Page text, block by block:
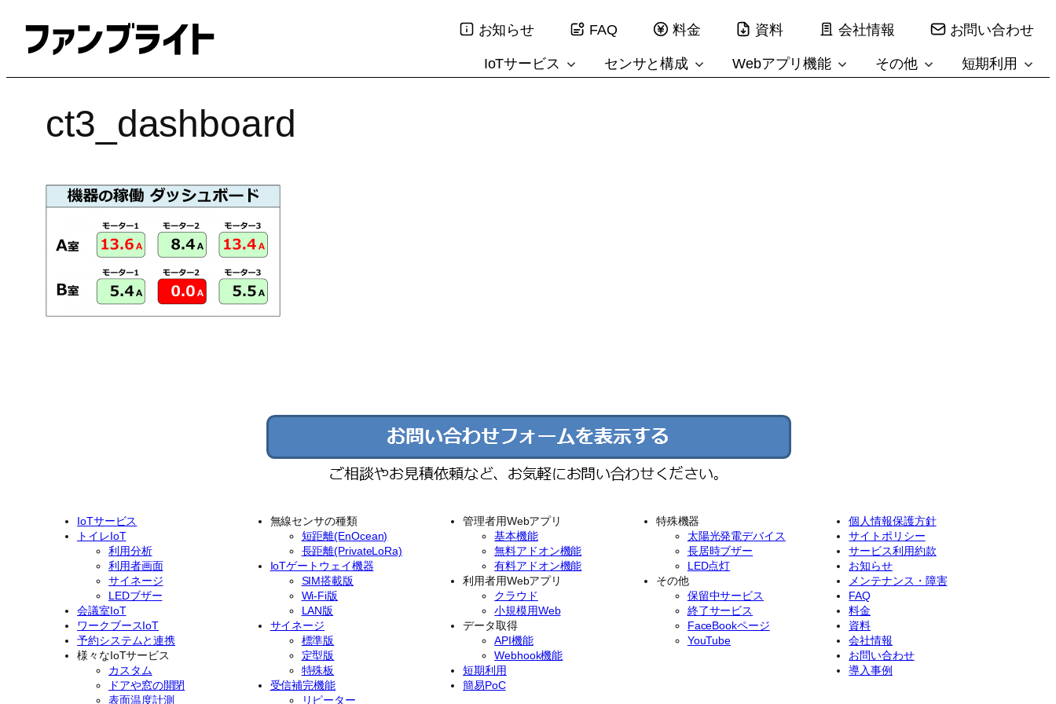
ス
お知らせ FAQ 料金 資料 会社情報 お問い合わせ
IoTサービス センサと構成 Webアプリ機能 その他 短期利用
ct3_dashboard
IoTサービス
トイレIoT
利用分析
利用者画面
サイネージ
LEDブザー
会議室IoT
ワークブースIoT
予約システムと連携
様々なIoTサービス
カスタム
ドアや窓の開閉
表面温度計測
無線センサの種類
短距離(EnOcean)
長距離(PrivateLoRa)
IoTゲートウェイ機器
SIM搭載版
Wi-Fi版
LAN版
サイネージ
標準版
定型版
特殊板
受信補完機能
リピーター
管理者用Webアプリ
基本機能
無料アドオン機能
有料アドオン機能
利用者用Webアプリ
クラウド
小規模用Web
データ取得
API機能
Webhook機能
短期利用
簡易PoC
特殊機器
太陽光発電デバイス
長居時ブザー
LED点灯
その他
保留中サービス
終了サービス
FaceBookページ
YouTube
個人情報保護方針
サイトポリシー
サービス利用約款
お知らせ
メンテナンス・障害
FAQ
料金
資料
会社情報
お問い合わせ
導入事例